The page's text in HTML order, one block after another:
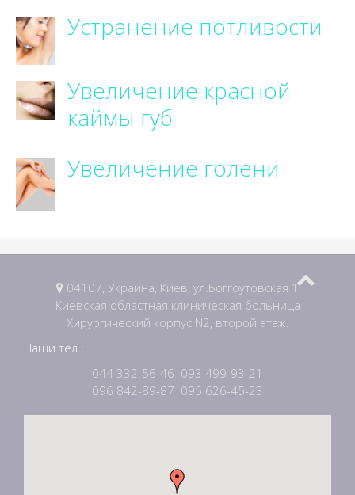
Устранение потливости
Увеличение красной
каймы губ
Увеличение голени
04107, Украина, Киев, ул.Боггоутовская 1
Киевская областная клиническая больница
Хирургический корпус N2, второй этаж.
Наши тел.:
044 332-56-46 093 499-93-21
096 842-89-87 095 626-45-23